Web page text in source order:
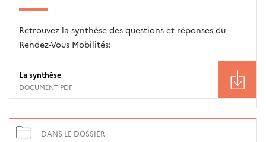
Retrouvez la synthèse des questions et réponses du
Rendez-Vous Mobilités:
La synthèse
DOCUMENT PDF
DANS LE DOSSIER